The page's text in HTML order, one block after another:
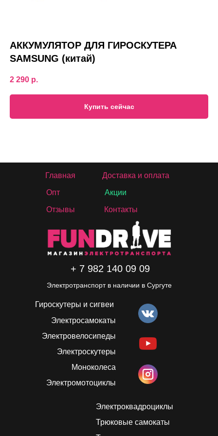
АККУМУЛЯТОР ДЛЯ ГИРОСКУТЕРА
SAMSUNG (китай)
2 290 р.
Купить сейчас
Гироскутеры и сигвеи
Электросамокаты
Электровелосипеды
Электроскутеры
Моноколеса
Электромотоциклы
Электроквадроциклы
Трюковые самокаты
Главная Доставка и оплата
Опт
Отзывы
Акции
Контакты
+ 7 982 140 09 09
Электротранспорт в наличии в Сургуте